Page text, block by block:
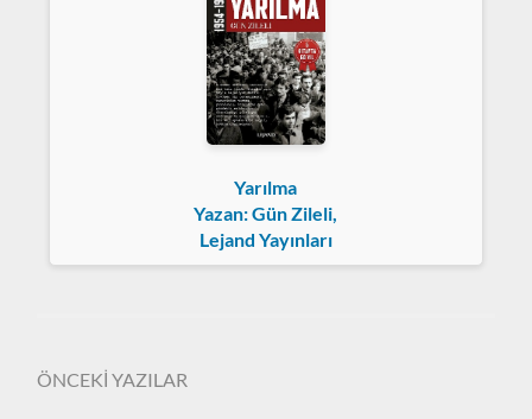
Yarılma
Yazan: Gün Zileli,
Lejand Yayınları
ÖNCEKİ YAZILAR